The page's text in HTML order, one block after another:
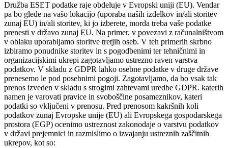
Družba ESET podatke raje obdeluje v Evropski uniji (EU). Vendar
pa bo glede na vašo lokacijo (uporaba naših izdelkov in/ali storitev
zunaj EU) in/ali storitev, ki jo izberete, morda treba vaše podatke
prenesti v državo zunaj EU. Na primer, v povezavi z računalništvom
v oblaku uporabljamo storitve tretjih oseb. V teh primerih skrbno
izbiramo ponudnike storitev in s pogodbenimi ter tehničnimi in
organizacijskimi ukrepi zagotavljamo ustrezno raven varstva
podatkov. V skladu z GDPR lahko osebne podatke v druge države
prenesemo le pod posebnimi pogoji. Zagotavljamo, da bo vsak tak
prenos izveden v skladu s strogimi zahtevami uredbe GDPR. katerih
namen je varovati pravice in svoboščine posameznikov, kateri
podatki so vključeni v prenosu. Pred prenosom kakršnih koli
podatkov zunaj Evropske unije (EU) ali Evropskega gospodarskega
prostora (EGP) ocenimo ustreznost zakonodaje o varstvu podatkov
v državi prejemnici in razmislimo o izvajanju ustreznih zaščitnih
ukrepov, kot so: